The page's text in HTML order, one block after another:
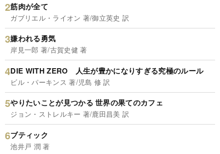
筋肉が全て
ガブリエル・ライオン 著/御立英史 訳
嫌われる勇気
岸見一郎 著/古賀史健 著
DIE WITH ZERO 人生が豊かになりすぎる究極のルール
ビル・パーキンス 著/児島 修 訳
やりたいことが見つかる 世界の果てのカフェ
ジョン・ストレルキー 著/鹿田昌美 訳
ブティック
池井戸 潤 著